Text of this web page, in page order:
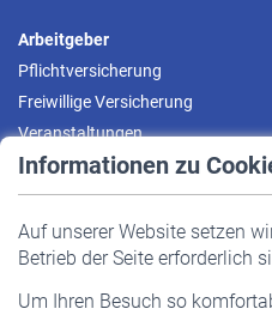
Informationen zu
Auf unserer Website setzen
Betrieb der Seite erforderlich
Um Ihren Besuch so
Arbeitgeber
Pflichtversicherung
Freiwillige Versicherung
Veranstaltungen
Pflichtversicherung
Staatliche Förderung